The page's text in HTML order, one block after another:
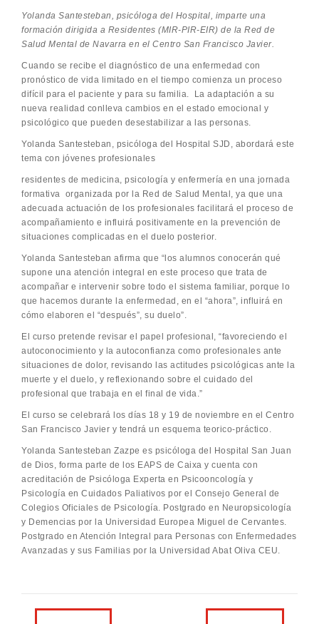
Yolanda Santesteban, psicóloga del Hospital, imparte una
formación dirigida a Residentes (MIR-PIR-EIR) de la Red de
Salud Mental de Navarra en el Centro San Francisco Javier.
Cuando se recibe el diagnóstico de una enfermedad con
pronóstico de vida limitado en el tiempo comienza un proceso
difícil para el paciente y para su familia. La adaptación a su
nueva realidad conlleva cambios en el estado emocional y
psicológico que pueden desestabilizar a las personas.
Yolanda Santesteban, psicóloga del Hospital SJD, abordará este
tema con jóvenes profesionales
residentes de medicina, psicología y enfermería en una jornada
formativa organizada por la Red de Salud Mental, ya que una
adecuada actuación de los profesionales facilitará el proceso de
acompañamiento e influirá positivamente en la prevención de
situaciones complicadas en el duelo posterior.
Yolanda Santesteban afirma que “los alumnos conocerán qué
supone una atención integral en este proceso que trata de
acompañar e intervenir sobre todo el sistema familiar, porque lo
que hacemos durante la enfermedad, en el “ahora”, influirá en
cómo elaboren el “después”, su duelo”.
El curso pretende revisar el papel profesional, “favoreciendo el
autoconocimiento y la autoconfianza como profesionales ante
situaciones de dolor, revisando las actitudes psicológicas ante la
muerte y el duelo, y reflexionando sobre el cuidado del
profesional que trabaja en el final de vida.”
El curso se celebrará los días 18 y 19 de noviembre en el Centro
San Francisco Javier y tendrá un esquema teorico-práctico.
Yolanda Santesteban Zazpe es psicóloga del Hospital San Juan
de Dios, forma parte de los EAPS de Caixa y cuenta con
acreditación de Psicóloga Experta en Psicooncología y
Psicología en Cuidados Paliativos por el Consejo General de
Colegios Oficiales de Psicología. Postgrado en Neuropsicología
y Demencias por la Universidad Europea Miguel de Cervantes.
Postgrado en Atención Integral para Personas con Enfermedades
Avanzadas y sus Familias por la Universidad Abat Oliva CEU.